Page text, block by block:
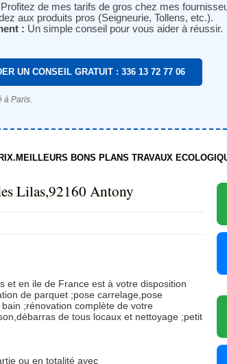
Profitez de mes tarifs de gros chez mes
aux produits pros (Seigneurie, Tollens, etc.).
: Un simple conseil pour vous aider à réussir.
UN CONSEIL GRATUIT : 336 13 72 77 06
à Paris.
BONS PLANS TRAVAUX
Lilas,92160 Antony
et en ile de France est à votre disposition
de parquet ;pose carrelage,pose
;rénovation complète de votre
de tous locaux et nettoyage ;petit
ou en totalité avec